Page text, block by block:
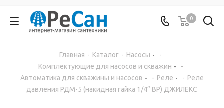
0
Главная - Каталог - Насосы
-
Комплектующие для насосов и скважин
-
Автоматика для скважины и насосов
- Реле - Реле
давления РДМ-5 (накидная гайка 1/4“ ВР) ДЖИЛЕКС